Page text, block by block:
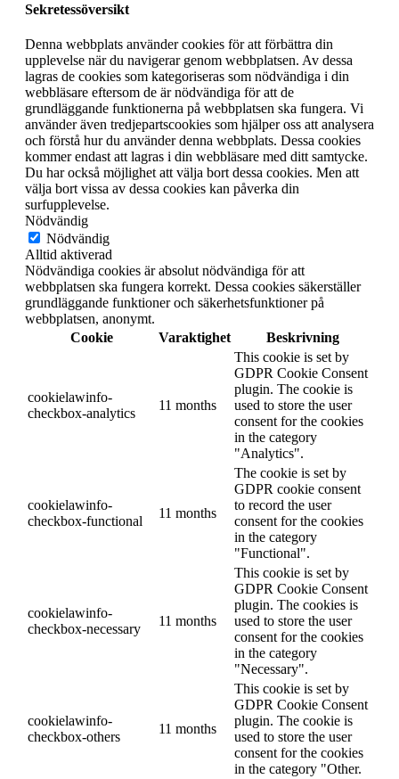
Sekretessöversikt
Denna webbplats använder cookies för att förbättra din
upplevelse när du navigerar genom webbplatsen. Av dessa
lagras de cookies som kategoriseras som nödvändiga i din
webbläsare eftersom de är nödvändiga för att de
grundläggande funktionerna på webbplatsen ska fungera. Vi
använder även tredjepartscookies som hjälper oss att analysera
och förstå hur du använder denna webbplats. Dessa cookies
kommer endast att lagras i din webbläsare med ditt samtycke.
Du har också möjlighet att välja bort dessa cookies. Men att
välja bort vissa av dessa cookies kan påverka din
surfupplevelse.
Nödvändig
Nödvändig
Alltid aktiverad
Nödvändiga cookies är absolut nödvändiga för att
webbplatsen ska fungera korrekt. Dessa cookies säkerställer
grundläggande funktioner och säkerhetsfunktioner på
webbplatsen, anonymt.
Cookie
Varaktighet Beskrivning
cookielawinfo-
checkbox-analytics
11 months
This cookie is set by
GDPR Cookie Consent
plugin. The cookie is
used to store the user
consent for the cookies
in the category
"Analytics".
cookielawinfo-
checkbox-functional
11 months
The cookie is set by
GDPR cookie consent
to record the user
consent for the cookies
in the category
"Functional".
cookielawinfo-
checkbox-necessary
11 months
This cookie is set by
GDPR Cookie Consent
plugin. The cookies is
used to store the user
consent for the cookies
in the category
"Necessary".
cookielawinfo-
checkbox-others
11 months
This cookie is set by
GDPR Cookie Consent
plugin. The cookie is
used to store the user
consent for the cookies
in the category "Other.